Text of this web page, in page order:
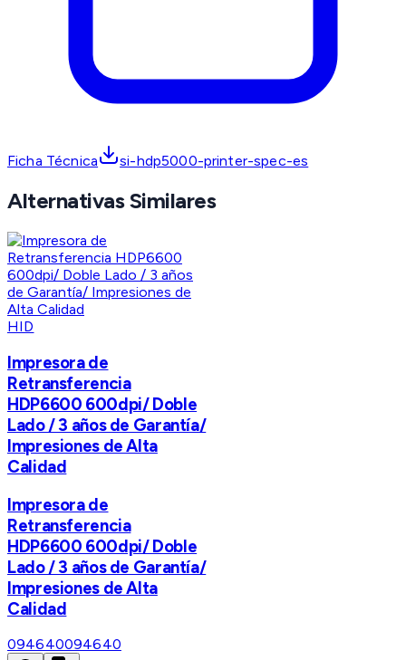
Ficha Técnica si-hdp5000-printer-spec-es
Alternativas Similares
HID
Impresora de
Retransferencia
HDP6600 600dpi/ Doble
Lado / 3 años de Garantía/
Impresiones de Alta
Calidad
Impresora de
Retransferencia
HDP6600 600dpi/ Doble
Lado / 3 años de Garantía/
Impresiones de Alta
Calidad
094640094640